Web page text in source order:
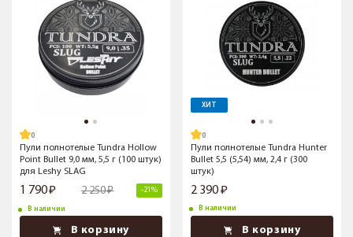
Пули полнотелые Tundra Hollow
Point Bullet 9,0 мм, 5,5 г (100 штук)
для Leshy SLAG
1 790 2 250 -21%
В наличии
В корзину
ХИТ
Пули полнотелые Tundra Hunter
Bullet 5,5 (5,54) мм, 2,4 г (300
штук)
2 390
В наличии
В корзину